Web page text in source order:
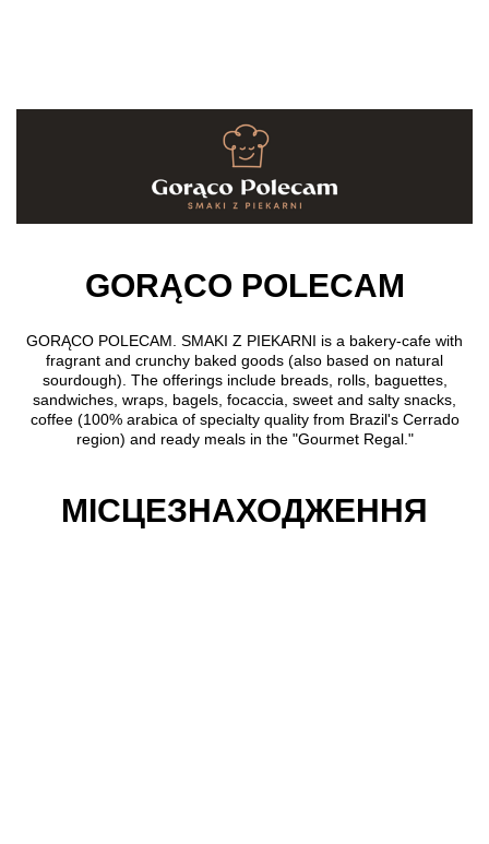
GORĄCO POLECAM
GORĄCO POLECAM. SMAKI Z PIEKARNI is a bakery-cafe with
fragrant and crunchy baked goods (also based on natural
sourdough). The offerings include breads, rolls, baguettes,
sandwiches, wraps, bagels, focaccia, sweet and salty snacks,
coffee (100% arabica of specialty quality from Brazil's Cerrado
region) and ready meals in the "Gourmet Regal."
МІСЦЕЗНАХОДЖЕННЯ